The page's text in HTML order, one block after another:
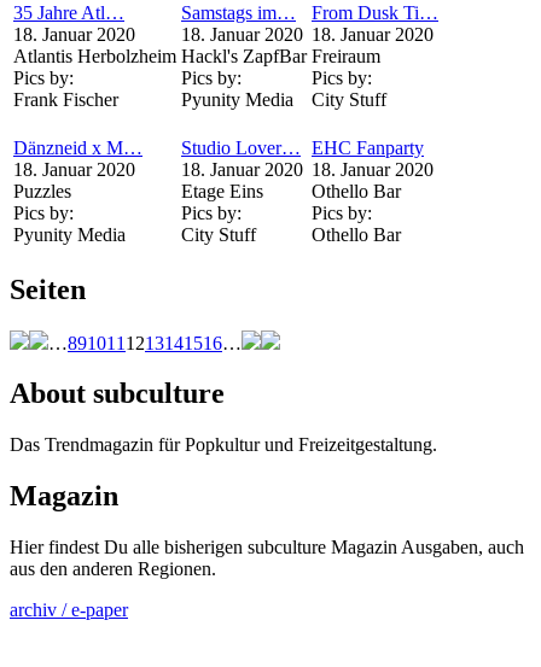
35 Jahre Atl…
18. Januar 2020
Atlantis Herbolzheim
Pics by:
Frank Fischer
Samstags im…
18. Januar 2020
Hackl's ZapfBar
Pics by:
Pyunity Media
From Dusk Ti…
18. Januar 2020
Freiraum
Pics by:
City Stuff
Dänzneid x M…
18. Januar 2020
Puzzles
Pics by:
Pyunity Media
Studio Lover…
18. Januar 2020
Etage Eins
Pics by:
City Stuff
EHC Fanparty
18. Januar 2020
Othello Bar
Pics by:
Othello Bar
Seiten
…891011 1213141516…
About subculture
Das Trendmagazin für Popkultur und Freizeitgestaltung.
Magazin
Hier findest Du alle bisherigen subculture Magazin Ausgaben, auch
aus den anderen Regionen.
archiv / e-paper